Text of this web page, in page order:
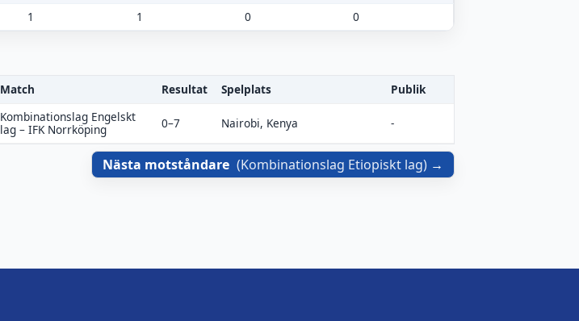
1 1 0 0
Match Resultat Spelplats Publik
Kombinationslag Engelskt
lag – IFK Norrköping 0–7 Nairobi, Kenya -
Nästa motståndare (Kombinationslag Etiopiskt lag)